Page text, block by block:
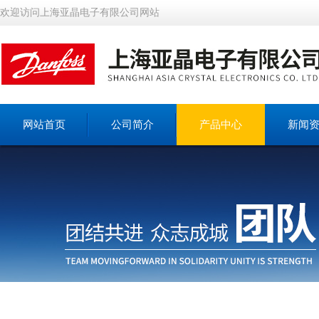
欢迎访问上海亚晶电子有限公司网站
网站首页 公司简介 产品中心 新闻